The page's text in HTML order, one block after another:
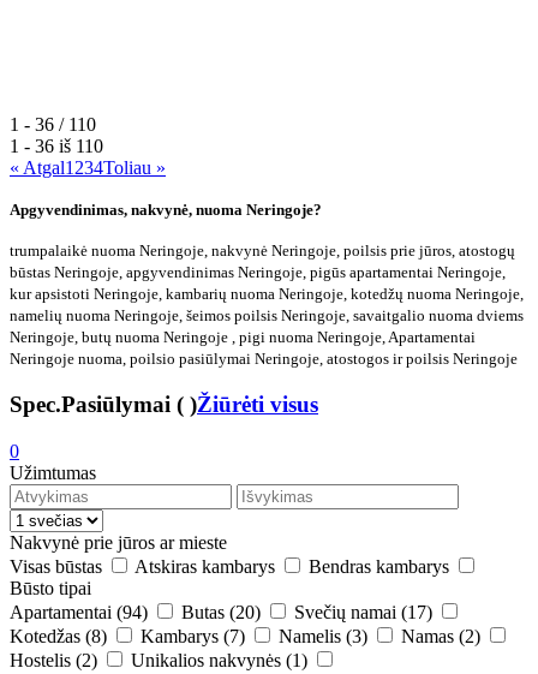
1 - 36 / 110
1 - 36 iš 110
« Atgal1 234Toliau »
Apgyvendinimas, nakvynė, nuoma Neringoje?
trumpalaikė nuoma Neringoje, nakvynė Neringoje, poilsis prie jūros, atostogų
būstas Neringoje, apgyvendinimas Neringoje, pigūs apartamentai Neringoje,
kur apsistoti Neringoje, kambarių nuoma Neringoje, kotedžų nuoma Neringoje,
namelių nuoma Neringoje, šeimos poilsis Neringoje, savaitgalio nuoma dviems
Neringoje, butų nuoma Neringoje , pigi nuoma Neringoje, Apartamentai
Neringoje nuoma, poilsio pasiūlymai Neringoje, atostogos ir poilsis Neringoje
Spec.Pasiūlymai ( )Žiūrėti visus
0
Užimtumas
Nakvynė prie jūros ar mieste
Visas būstas
Atskiras kambarys
Bendras kambarys
Būsto tipai
Apartamentai (94) Butas (20) Svečių namai (17)
Kotedžas (8) Kambarys (7) Namelis (3) Namas (2)
Hostelis (2) Unikalios nakvynės (1)